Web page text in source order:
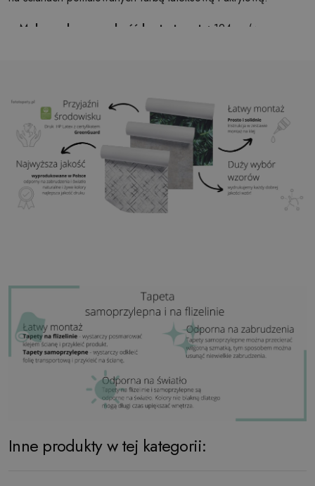
Maksymalna szerokość brytu tapety: 124cm (w
Klej:Niepotrzebny
Zastosowanie:Salon, sypialnia, pomieszczenia
biurowe, przedpokój i wiele innych
Inne produkty w tej kategorii: